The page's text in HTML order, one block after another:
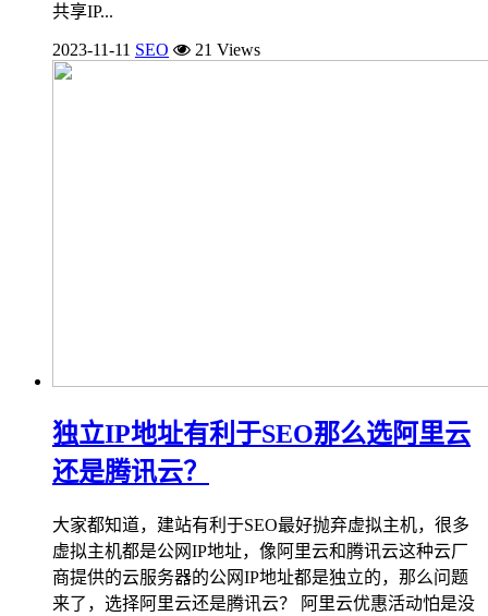
共享IP...
2023-11-11 SEO 21 Views
独立IP地址有利于SEO那么选阿里云
还是腾讯云？
大家都知道，建站有利于SEO最好抛弃虚拟主机，很多
虚拟主机都是公网IP地址，像阿里云和腾讯云这种云厂
商提供的云服务器的公网IP地址都是独立的，那么问题
来了，选择阿里云还是腾讯云？ 阿里云优惠活动怕是没